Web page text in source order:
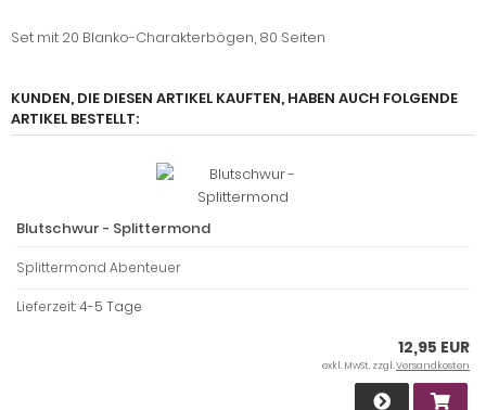
Set mit 20 Blanko-Charakterbögen, 80 Seiten
KUNDEN, DIE DIESEN ARTIKEL KAUFTEN, HABEN AUCH FOLGENDE
ARTIKEL BESTELLT:
Blutschwur - Splittermond
Splittermond Abenteuer
Lieferzeit:4-5 Tage
12,95 EUR
exkl. MwSt. zzgl.Versandkosten